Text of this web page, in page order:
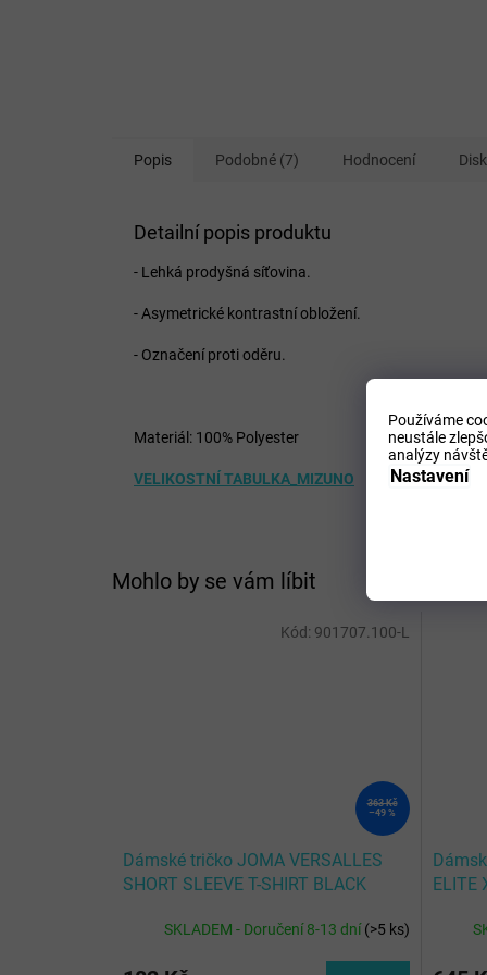
Používáme
neustále
analýzy
Nastavení
Mohlo by se vám líbit
363 Kč
–49 %
Dámské tričko JOMA VERSALLES
SHORT SLEEVE T-SHIRT BLACK
SKLADEM - Doručení 8-13 dní(>5 ks)
Kód: 901707.100-L
ELITE
Popis Podobné (7) Hodnocení
Detailní popis produktu
- Lehká prodyšná síťovina.
- Asymetrické kontrastní obložení.
- Označení proti oděru.
Materiál: 100% Polyester
VELIKOSTNÍ TABULKA_MIZUNO